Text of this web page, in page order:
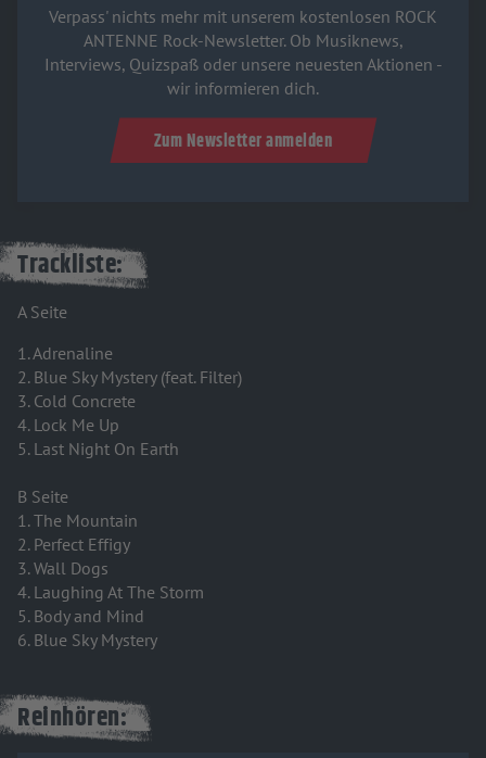
Verpass' nichts mehr mit unserem kostenlosen ROCK
ANTENNE Rock-Newsletter. Ob Musiknews,
Interviews, Quizspaß oder unsere neuesten Aktionen -
wir informieren dich.
Zum Newsletter anmelden
Trackliste:
A Seite
1. Adrenaline
2. Blue Sky Mystery (feat. Filter)
3. Cold Concrete
4. Lock Me Up
5. Last Night On Earth
B Seite
1. The Mountain
2. Perfect Effigy
3. Wall Dogs
4. Laughing At The Storm
5. Body and Mind
6. Blue Sky Mystery
Reinhören: